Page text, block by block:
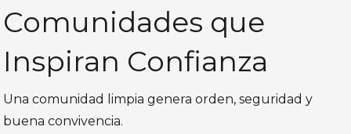
Comunidades que
Inspiran Confianza
Una comunidad limpia genera orden, seguridad y
buena convivencia.